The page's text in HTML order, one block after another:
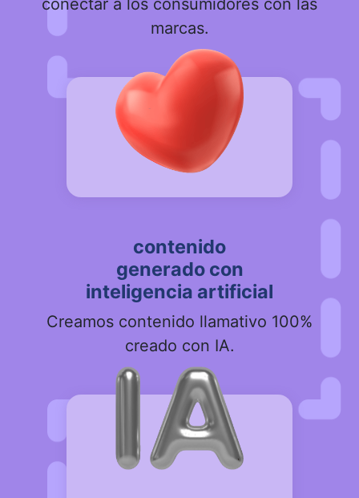
marcas.
contenido
generado con
inteligencia artificial
Creamos contenido llamativo 100%
creado con IA.